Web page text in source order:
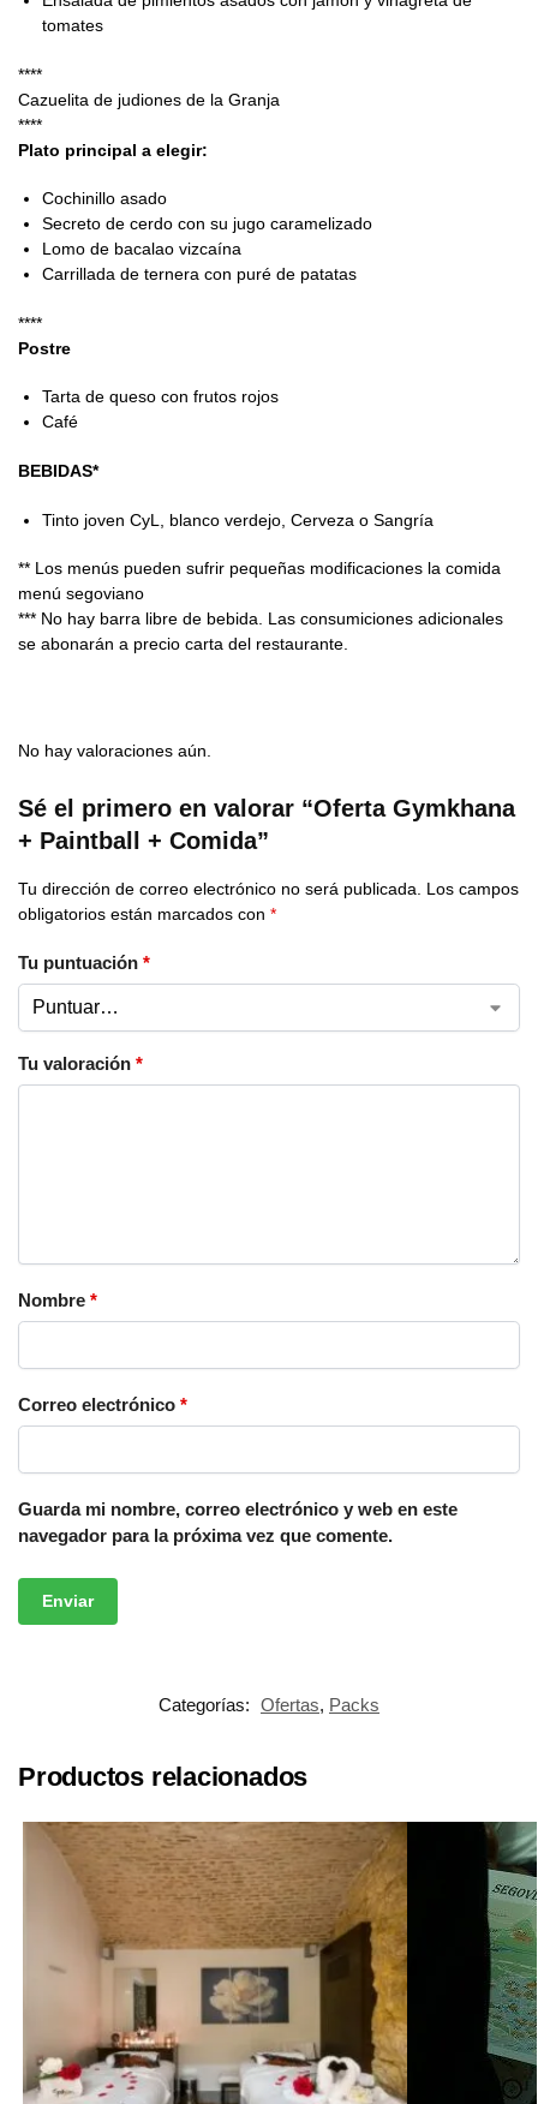
tomates
****
Cazuelita de judiones de la Granja
****
Plato principal a elegir:
Cochinillo asado
Secreto de cerdo con su jugo caramelizado
Lomo de bacalao vizcaína
Carrillada de ternera con puré de patatas
****
Postre
Tarta de queso con frutos rojos
Café
BEBIDAS*
Tinto joven CyL, blanco verdejo, Cerveza o Sangría
** Los menús pueden sufrir pequeñas modificaciones la comida
menú segoviano
*** No hay barra libre de bebida. Las consumiciones adicionales
se abonarán a precio carta del restaurante.
No hay valoraciones aún.
Sé el primero en valorar “Oferta Gymkhana
+ Paintball + Comida”
Tu dirección de correo electrónico no será publicada.
Los campos
obligatorios están marcados con *
Tu puntuación *
Tu valoración *
Nombre *
Correo electrónico *
Guarda mi nombre, correo electrónico y web en este
navegador para la próxima vez que comente.
Categorías: Ofertas, Packs
Productos relacionados